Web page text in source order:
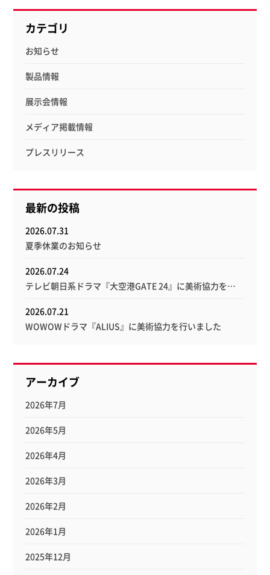
カテゴリ
お知らせ
製品情報
展示会情報
メディア掲載情報
プレスリリース
最新の投稿
2026.07.31
夏季休業のお知らせ
2026.07.24
テレビ朝日系ドラマ『大空港GATE 24』に美術協力を…
2026.07.21
WOWOWドラマ『ALIUS』に美術協力を行いました
アーカイブ
2026年7月
2026年5月
2026年4月
2026年3月
2026年2月
2026年1月
2025年12月